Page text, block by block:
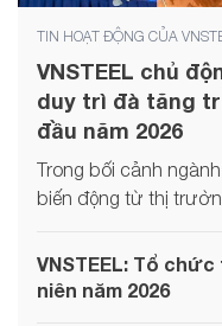
TIN HOẠT ĐỘNG CỦA
VNSTEEL chủ
duy trì đà tăng
đầu năm 2026
Trong bối cảnh
biến động từ thị
đà tăng trưởng mạnh
sản lượng tiêu thụ.
VNSTEEL: Tổ
niên năm 2026